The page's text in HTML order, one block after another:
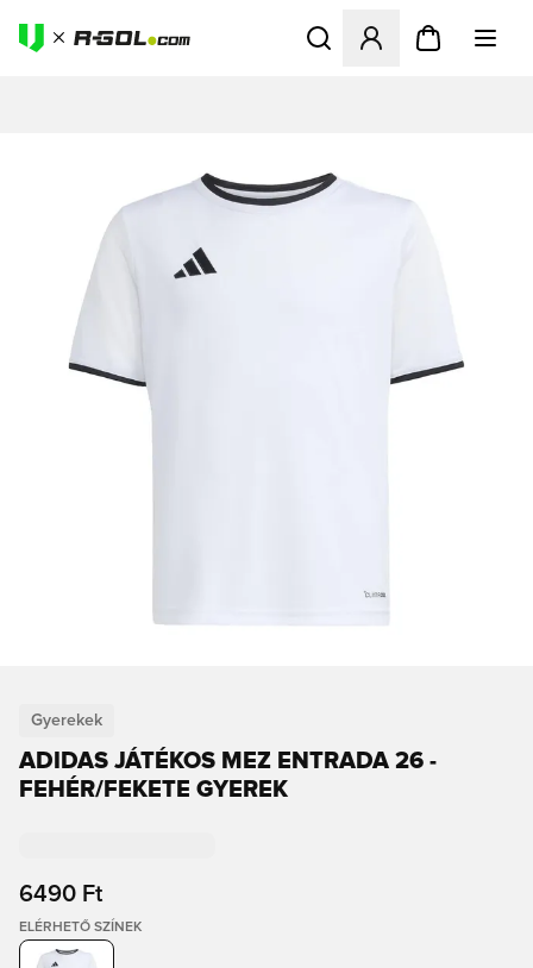
Megnyit egy modált a
Gyerekek
ADIDAS JÁTÉKOS MEZ ENTRADA 26 -
FEHÉR/FEKETE GYEREK
6490 Ft
ELÉRHETŐ SZÍNEK